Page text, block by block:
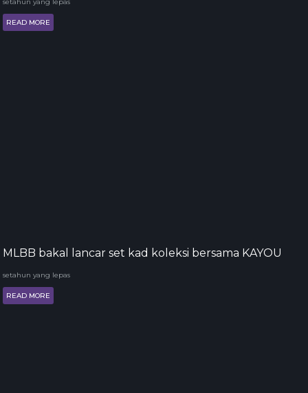
READ MORE
MLBB bakal lancar set kad koleksi bersama KAYOU
setahun yang lepas
READ MORE